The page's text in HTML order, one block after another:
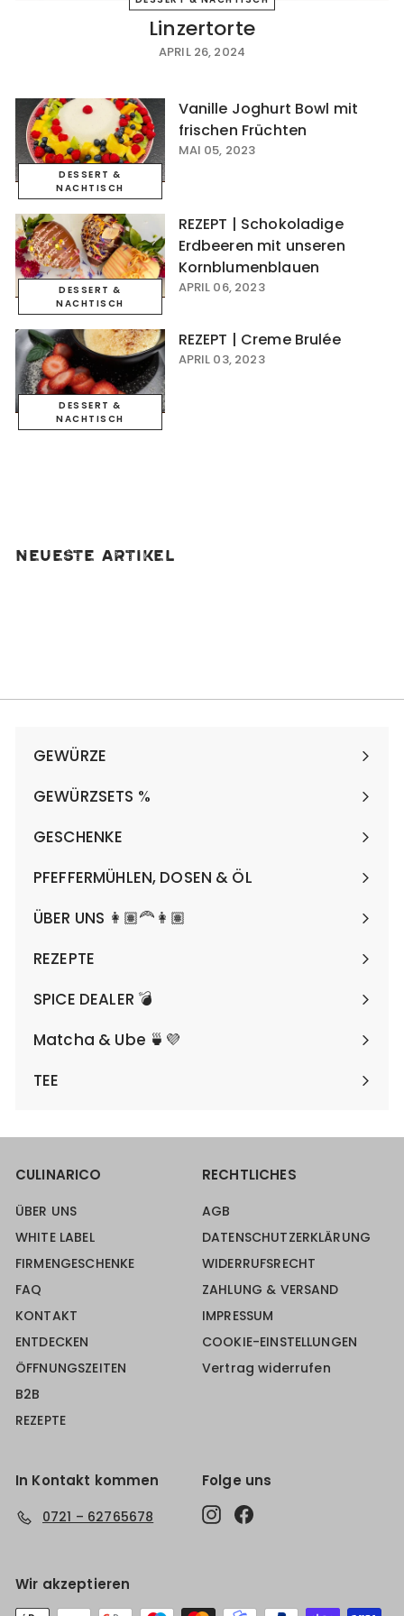
Linzertorte
APRIL 26, 2024
DESSERT &
NACHTISCH
Vanille Joghurt Bowl mit
frischen Früchten
MAI 05, 2023
DESSERT &
NACHTISCH
REZEPT | Schokoladige
Erdbeeren mit unseren
Kornblumenblauen
APRIL 06, 2023
DESSERT &
NACHTISCH
REZEPT | Creme Brulée
APRIL 03, 2023
Neueste Artikel
GEWÜRZE
Menü
maximieren
GEWÜRZSETS %
Menü
maximieren
GESCHENKE
Menü
maximieren
PFEFFERMÜHLEN, DOSEN & ÖL
Menü
maximieren
ÜBER UNS 👩🏽‍🦰👩🏽
REZEPTE
SPICE DEALER 💣
Matcha & Ube 🍵💜
TEE
CULINARICO
ÜBER UNS
WHITE LABEL
FIRMENGESCHENKE
FAQ
KONTAKT
ENTDECKEN
ÖFFNUNGSZEITEN
B2B
REZEPTE
RECHTLICHES
AGB
DATENSCHUTZERKLÄRUNG
WIDERRUFSRECHT
ZAHLUNG & VERSAND
IMPRESSUM
COOKIE-EINSTELLUNGEN
Vertrag widerrufen
In Kontakt kommen
0721 – 62765678
Folge uns
Instagram
Wir akzeptieren